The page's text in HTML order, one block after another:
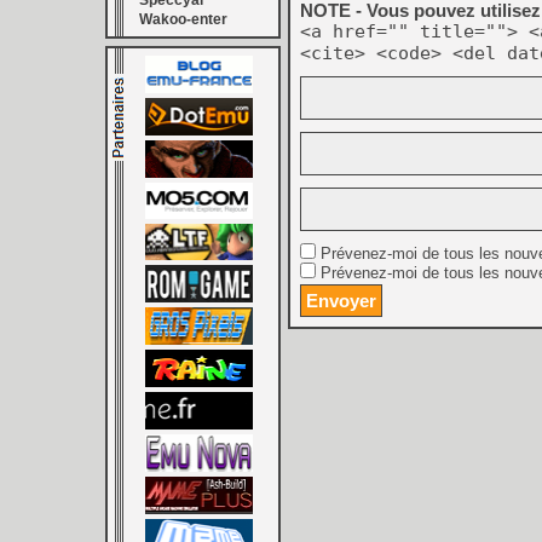
Wakoo-enter
NOTE - Vous pouvez
<a href="" title="">
<cite> <code> <del
Prévenez-moi de tous les
Prévenez-moi de tous les